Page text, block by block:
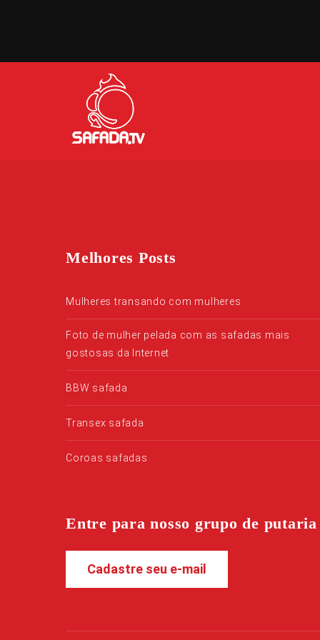
Melhores Posts
Mulheres transando com mulheres
Foto de mulher pelada com as safadas mais
gostosas da Internet
BBW safada
Transex safada
Coroas safadas
Entre para nosso grupo de
Cadastre seu e-mail